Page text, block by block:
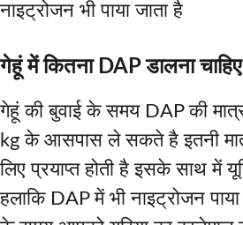
नाइट्रोजन भी पाया जाता है
गेहूं में कितना DAP डालना चाहिए
गेहूं की बुवाई के समय DAP की
kg के आसपास ले सकते है इतनी
लिए प्रयाप्त होती है इसके साथ में
हलाकि DAP में भी नाइट्रोजन